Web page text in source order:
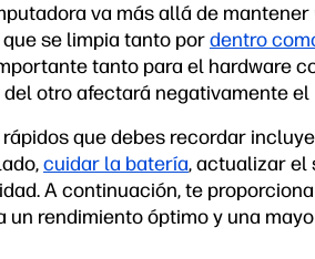
va más allá de
se limpia tanto pordentro
tanto para el hardware
otro afectará negativamente
que debes recordar
cuidar la batería, actualizar el
A continuación, te
un rendimiento óptimo y una